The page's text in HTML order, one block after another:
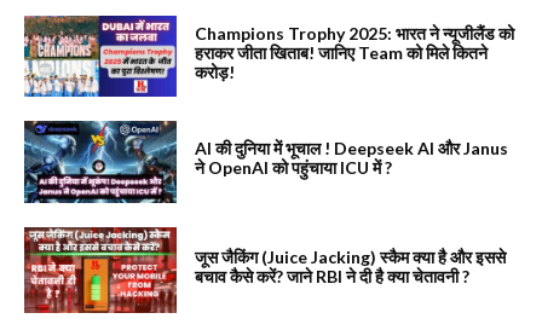
Champions Trophy 2025: भारत ने न्यूजीलैंड को
हराकर जीता खिताब! जानिए Team को मिले कितने
करोड़!
AI की दुनिया में भूचाल ! Deepseek AI और Janus
ने OpenAI को पहुंचाया ICU में ?
जूस जैकिंग (Juice Jacking) स्कैम क्या है और इससे
बचाव कैसे करें? जाने RBI ने दी है क्या चेतावनी ?